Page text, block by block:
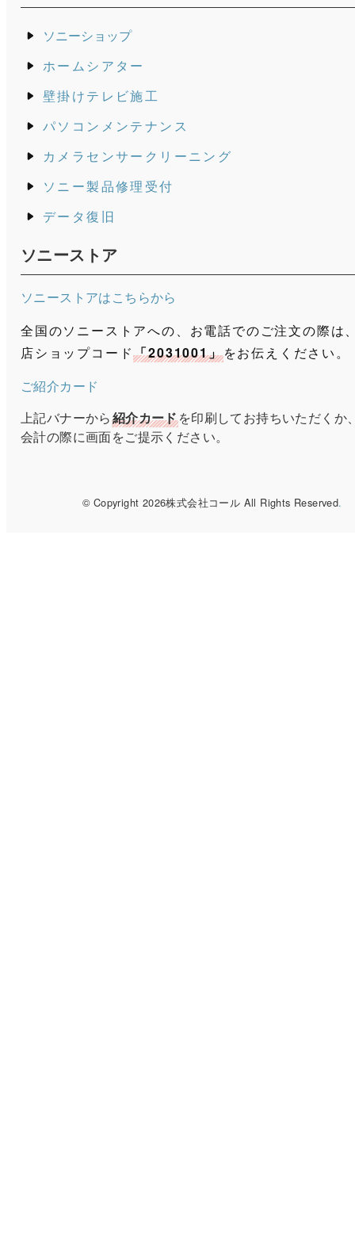
ソニーショップ
ホームシアター
壁掛けテレビ施工
パソコンメンテナンス
カメラセンサークリーニング
ソニー製品修理受付
データ復旧
ソニーストア
ソニーストアはこちらから
全国のソニーストアへの、お電話でのご注文の際は
店ショップコード「2031001」をお伝えください。
ご紹介カード
上記バナーから紹介カードを印刷してお持ちいただくか
会計の際に画面をご提示ください。
© Copyright 2026株式会社コール All Rights Reserved.